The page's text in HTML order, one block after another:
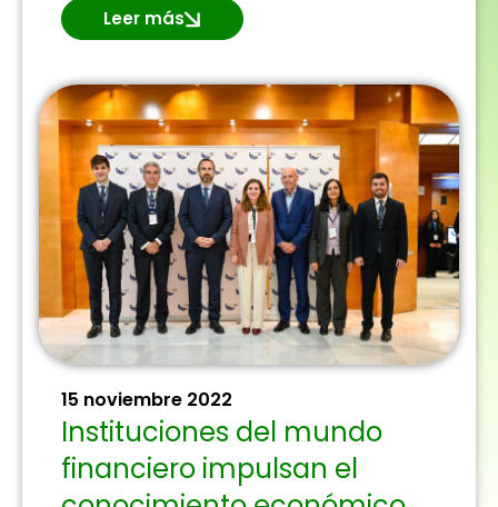
Leer más
15 noviembre 2022
Instituciones del mundo
financiero impulsan el